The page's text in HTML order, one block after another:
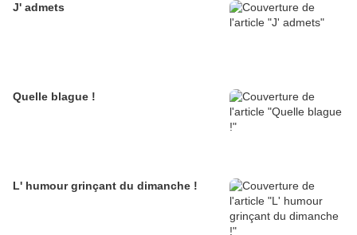
J' admets
Quelle blague !
L' humour grinçant du dimanche !